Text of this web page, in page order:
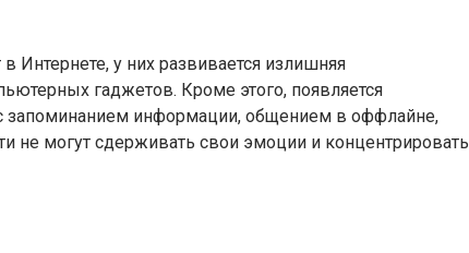
Интернете, у них развивается излишняя
гаджетов. Кроме этого, появляется
запоминанием информации, общением в оффлайне,
не могут сдерживать свои эмоции и концентрировать